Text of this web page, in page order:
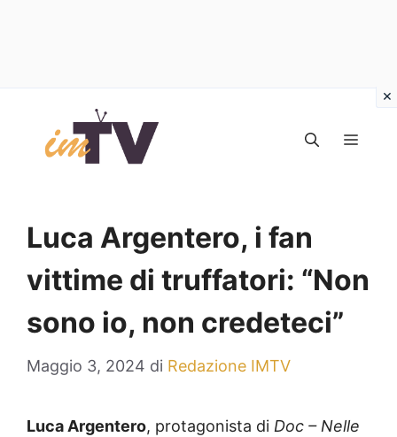
contenuto
Luca Argentero, i fan
vittime di truffatori: “Non
sono io, non credeteci”
Maggio 3, 2024 di Redazione IMTV
Luca Argentero, protagonista di Doc – Nelle